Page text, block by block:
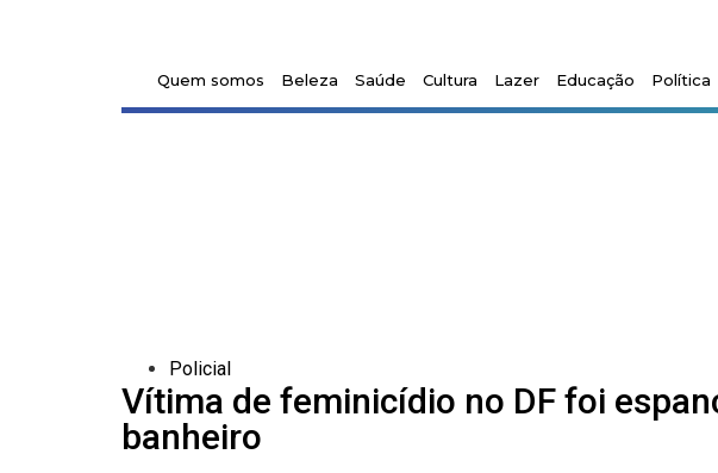
Quem somos Beleza Saúde Cultura Lazer Educação Política
Policial
Vítima de feminicídio no DF foi
banheiro